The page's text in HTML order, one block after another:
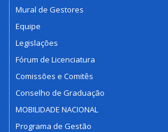
Mural de Gestores
Equipe
Legislações
Fórum de Licenciatura
Comissões e Comitês
Conselho de Graduação
MOBILIDADE NACIONAL
Programa de Gestão